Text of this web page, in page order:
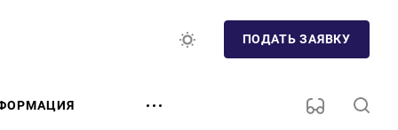
ПОДАТЬ ЗАЯВКУ